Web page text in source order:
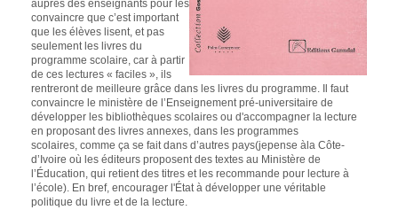
auprès des enseignants pour les
convaincre que c’est important
que les élèves lisent, et pas
seulement les livres du
programme scolaire, car à partir
de ces lectures « faciles », ils
rentreront de meilleure grâce dans les livres du programme. Il faut
convaincre le ministère de l’Enseignement pré-universitaire de
développer les bibliothèques scolaires ou d'accompagner la lecture
en proposant des livres annexes, dans les programmes
scolaires, comme ça se fait dans d’autres pays(jepense àla Côte-
d’Ivoire où les éditeurs proposent des textes au Ministère de
l’Éducation, qui retient des titres et les recommande pour lecture à
l’école). En bref, encourager l'État à développer une véritable
politique du livre et de la lecture.